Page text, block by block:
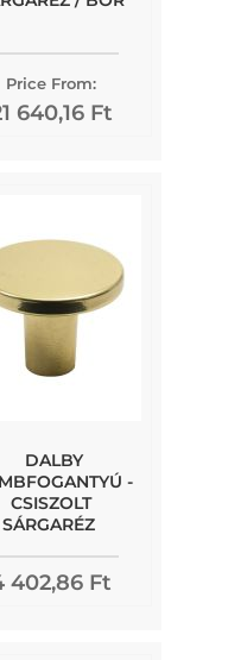
Price From:
640,16 Ft
DALBY
-
CSISZOLT
SÁRGARÉZ
402,86 Ft